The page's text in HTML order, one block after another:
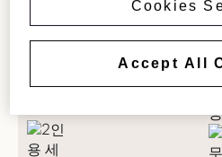
Cookies
Accept All